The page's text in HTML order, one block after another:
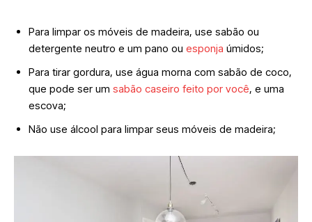
Para limpar os móveis de madeira, use sabão ou
detergente neutro e um pano ou esponja úmidos;
Para tirar gordura, use água morna com sabão de coco,
que pode ser um sabão caseiro feito por você, e uma
escova;
Não use álcool para limpar seus móveis de madeira;